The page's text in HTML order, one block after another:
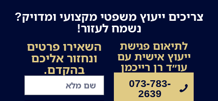
צריכים ייעוץ משפטי מקצועי ומדויק?
נשמח לעזור!
לתיאום פגישת
ייעוץ אישית עם
עו״ד רן רייכמן
073-783-
2639
השאירו פרטים
ונחזור אליכם
בהקדם.